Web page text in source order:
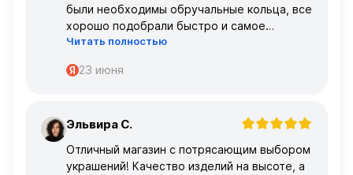
были необходимы обручальные кольца, все
хорошо подобрали быстро и самое
главное, что все подошло по размеру с
Читать полностью
23 июня
Э Эльвира С.
Отличный магазин с потрясающим выбором
украшений! Качество изделий на высоте, а